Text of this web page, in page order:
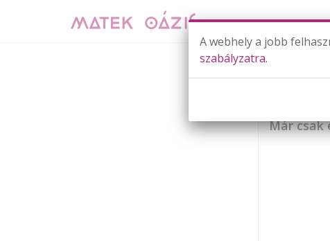
Már csak
A webhely a jobb
szabályzatra.